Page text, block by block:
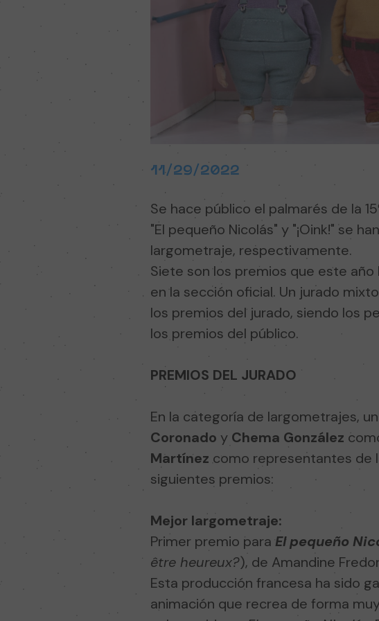
11/29/2022
Se hace público el palmarés de la
"El pequeño Nicolás" y "¡Oink!" se
largometraje, respectivamente.
Siete son los premios que este
en la sección oficial. Un jurado
los premios del jurado, siendo los
los premios del público.
PREMIOS DEL JURADO
En la categoría de largometrajes,
Coronado y Chema González
Martínez como representantes de
siguientes premios:
Mejor largometraje:
Primer premio para El pequeño
être heureux?), de Amandine
Esta producción francesa ha sido
animación que recrea de forma